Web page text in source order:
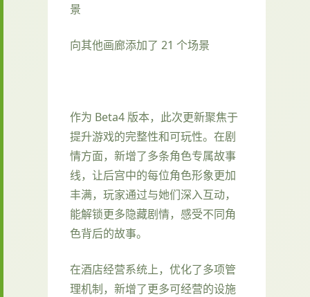
景
向其他画廊添加了 21 个场景
作为 Beta4 版本，此次更新聚焦于
提升游戏的完整性和可玩性。在剧
情方面，新增了多条角色专属故事
线，让后宫中的每位角色形象更加
丰满，玩家通过与她们深入互动，
能解锁更多隐藏剧情，感受不同角
色背后的故事。
在酒店经营系统上，优化了多项管
理机制，新增了更多可经营的设施